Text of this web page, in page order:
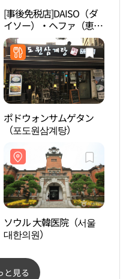
[事後免税店]DAISO（ダ
イソー）・ヘファ（恵
化）店(다이소 혜화점)
ポドウォンサムゲタン
（포도원삼계탕）
ソウル 大韓医院（서울
대한의원）
と見る